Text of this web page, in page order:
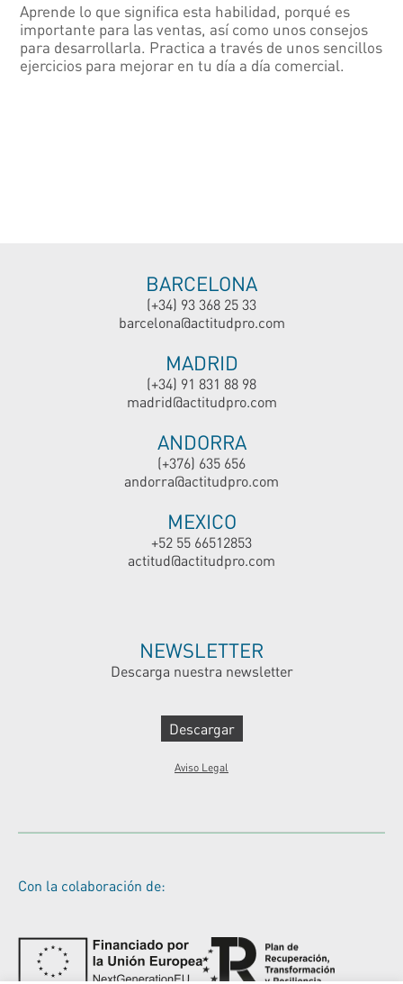
Aprende lo que significa esta habilidad, porqué es
importante para las ventas, así como unos consejos
para desarrollarla. Practica a través de unos sencillos
ejercicios para mejorar en tu día a día comercial.
BARCELONA
(+34) 93 368 25 33
barcelona@actitudpro.com
MADRID
(+34) 91 831 88 98
madrid@actitudpro.com
ANDORRA
(+376) 635 656
andorra@actitudpro.com
MEXICO
+52 55 66512853
actitud@actitudpro.com
NEWSLETTER
Descarga nuestra newsletter
Descargar
Aviso Legal
Con la colaboración de: